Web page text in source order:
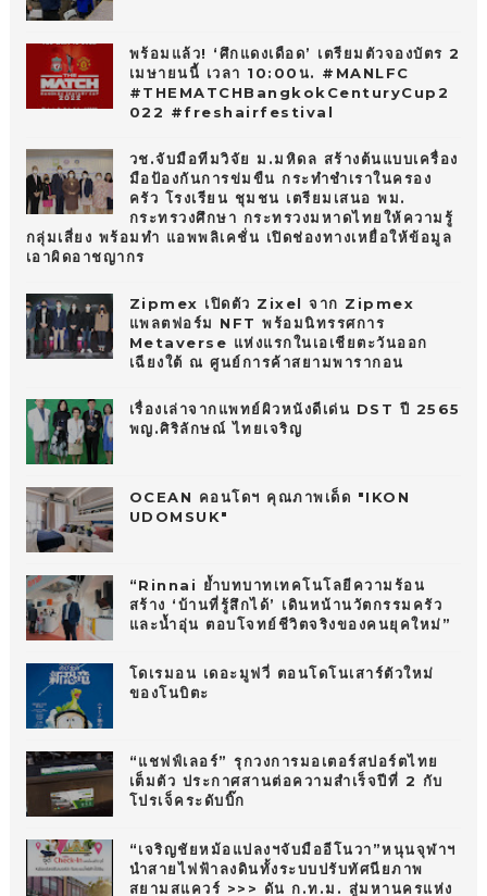
พร้อมแล้ว! ‘ศึกแดงเดือด’ เตรียมตัวจองบัตร 2
เมษายนนี้ เวลา 10:00น. #MANLFC
#THEMATCHBangkokCenturyCup2
022 #freshairfestival
วช.จับมือทีมวิจัย ม.มหิดล สร้างต้นแบบเครื่อง
มือป้องกันการข่มขืน กระทำชำเราในครอง
ครัว โรงเรียน ชุมชน เตรียมเสนอ พม.
กระทรวงศึกษา กระทรวงมหาดไทยให้ความรู้
กลุ่มเสี่ยง พร้อมทำ แอพพลิเคชั่น เปิดช่องทางเหยื่อให้ข้อมูล
เอาผิดอาชญากร
Zipmex เปิดตัว Zixel จาก Zipmex
แพลตฟอร์ม NFT พร้อมนิทรรศการ
Metaverse แห่งแรกในเอเชียตะวันออก
เฉียงใต้ ณ ศูนย์การค้าสยามพารากอน
เรื่องเล่าจากแพทย์ผิวหนังดีเด่น DST ปี 2565
พญ.ศิริลักษณ์ ไทยเจริญ
OCEAN คอนโดฯ คุณภาพเด็ด "IKON
UDOMSUK"
“Rinnai ย้ำบทบาทเทคโนโลยีความร้อน
สร้าง ‘บ้านที่รู้สึกได้’ เดินหน้านวัตกรรมครัว
และน้ำอุ่น ตอบโจทย์ชีวิตจริงของคนยุคใหม่”
โดเรมอน เดอะมูฟวี่ ตอนโดโนเสาร์ตัวใหม่
ของโนบิตะ
“แชฟฟ์เลอร์” รุกวงการมอเตอร์สปอร์ตไทย
เต็มตัว ประกาศสานต่อความสำเร็จปีที่ 2 กับ
โปรเจ็คระดับบิ๊ก
“เจริญชัยหม้อแปลงฯจับมืออีโนวา”หนุนจุฬาฯ
นำสายไฟฟ้าลงดินทั้งระบบปรับทัศนียภาพ
สยามสแควร์ >>> ดัน ก.ท.ม. สู่มหานครแห่ง